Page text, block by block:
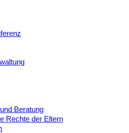
Beratung
Rechte der Eltern